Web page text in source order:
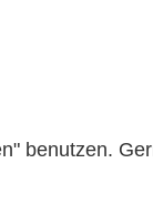
benutzen.